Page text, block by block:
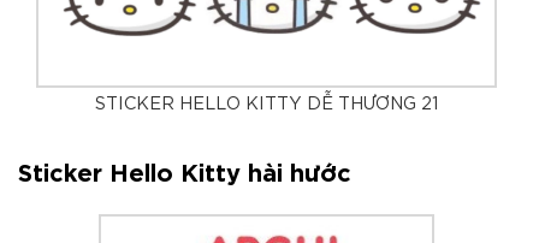
STICKER HELLO KITTY DỄ THƯƠNG 21
Sticker Hello Kitty hài hước